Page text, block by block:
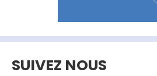
SUIVEZ NOUS